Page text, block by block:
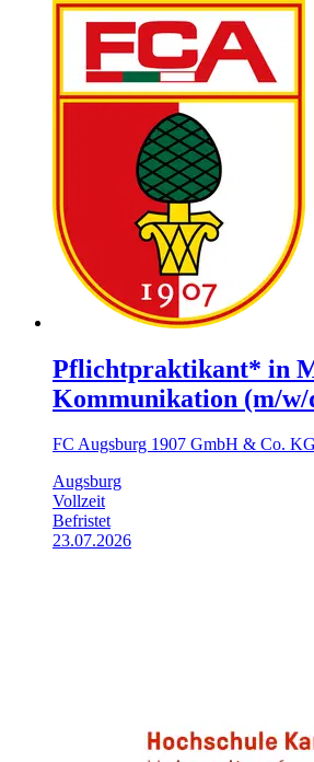
Pflichtpraktikant* in
Kommunikation (m/w/
FC Augsburg 1907 GmbH & Co.
Augsburg
Vollzeit
Befristet
23.07.2026